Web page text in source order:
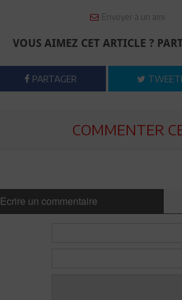
Envoyer à un ami
VOUS AIMEZ CET ARTICLE ?
PARTAGER
COMMENTER
Ecrire un commentaire